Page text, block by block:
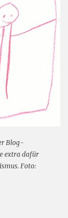
Blog-
extra dafür
Foto: